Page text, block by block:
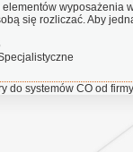
wyposażenia
się rozliczać. Aby
do systemów CO od